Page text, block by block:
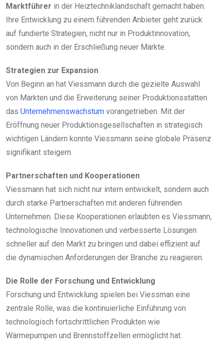
Marktführer in der Heiztechniklandschaft gemacht haben.
Ihre Entwicklung zu einem führenden Anbieter geht zurück
auf fundierte Strategien, nicht nur in Produktinnovation,
sondern auch in der Erschließung neuer Märkte.
Strategien zur Expansion
Von Beginn an hat Viessmann durch die gezielte Auswahl
von Märkten und die Erweiterung seiner Produktionsstätten
das Unternehmenswachstum vorangetrieben. Mit der
Eröffnung neuer Produktionsgesellschaften in strategisch
wichtigen Ländern konnte Viessmann seine globale Präsenz
signifikant steigern.
Partnerschaften und Kooperationen
Viessmann hat sich nicht nur intern entwickelt, sondern auch
durch starke Partnerschaften mit anderen führenden
Unternehmen. Diese Kooperationen erlaubten es Viessmann,
technologische Innovationen und verbesserte Lösungen
schneller auf den Markt zu bringen und dabei effizient auf
die dynamischen Anforderungen der Branche zu reagieren.
Die Rolle der Forschung und Entwicklung
Forschung und Entwicklung spielen bei Viessman eine
zentrale Rolle, was die kontinuierliche Einführung von
technologisch fortschrittlichen Produkten wie
Wärmepumpen und Brennstoffzellen ermöglicht hat.